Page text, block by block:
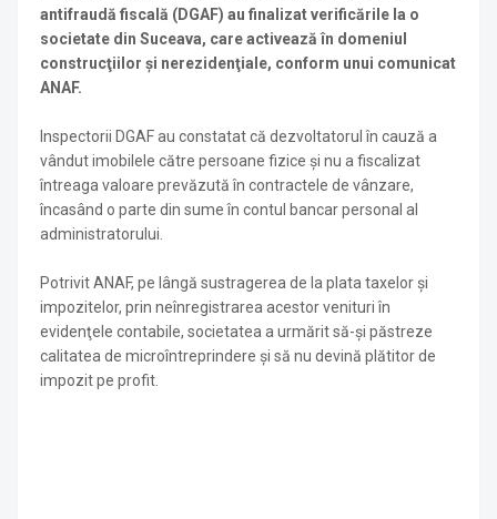
antifraudă fiscală (DGAF) au finalizat verificările la o
societate din Suceava, care activează în domeniul
construcţiilor şi nerezidenţiale, conform unui comunicat
ANAF.
Inspectorii DGAF au constatat că dezvoltatorul în cauză a
vândut imobilele către persoane fizice şi nu a fiscalizat
întreaga valoare prevăzută în contractele de vânzare,
încasând o parte din sume în contul bancar personal al
administratorului.
Potrivit ANAF, pe lângă sustragerea de la plata taxelor şi
impozitelor, prin neînregistrarea acestor venituri în
evidenţele contabile, societatea a urmărit să-şi păstreze
calitatea de microîntreprindere şi să nu devină plătitor de
impozit pe profit.